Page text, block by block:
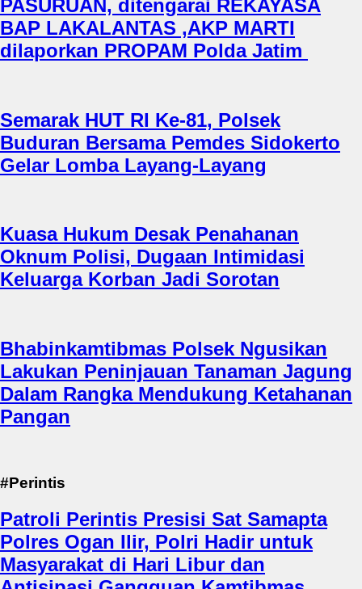
PASURUAN, ditengarai REKAYASA
BAP LAKALANTAS ,AKP MARTI
dilaporkan PROPAM Polda Jatim
Semarak HUT RI Ke-81, Polsek
Buduran Bersama Pemdes Sidokerto
Gelar Lomba Layang-Layang
Kuasa Hukum Desak Penahanan
Oknum Polisi, Dugaan Intimidasi
Keluarga Korban Jadi Sorotan
Bhabinkamtibmas Polsek Ngusikan
Lakukan Peninjauan Tanaman Jagung
Dalam Rangka Mendukung Ketahanan
Pangan
#Perintis
Patroli Perintis Presisi Sat Samapta
Polres Ogan Ilir, Polri Hadir untuk
Masyarakat di Hari Libur dan